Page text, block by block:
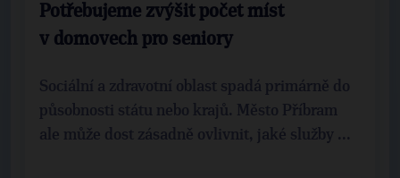
Potřebujeme zvýšit počet míst
v domovech pro seniory
Sociální a zdravotní oblast spadá primárně do
působnosti státu nebo krajů. Město Příbram
ale může dost zásadně ovlivnit, jaké služby ...